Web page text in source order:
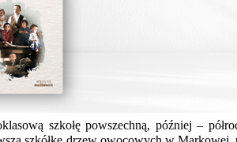
szkołę powszechną, później –